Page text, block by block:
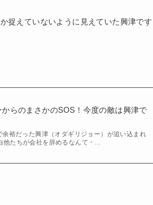
裕だった興津（オダギリジョー）が追い込まれ
他たちが会社を辞めるなんて・…